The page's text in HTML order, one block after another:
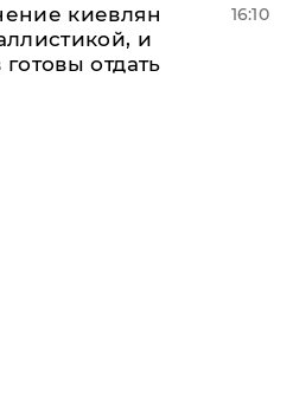
киевлян
и
отдать
16:10